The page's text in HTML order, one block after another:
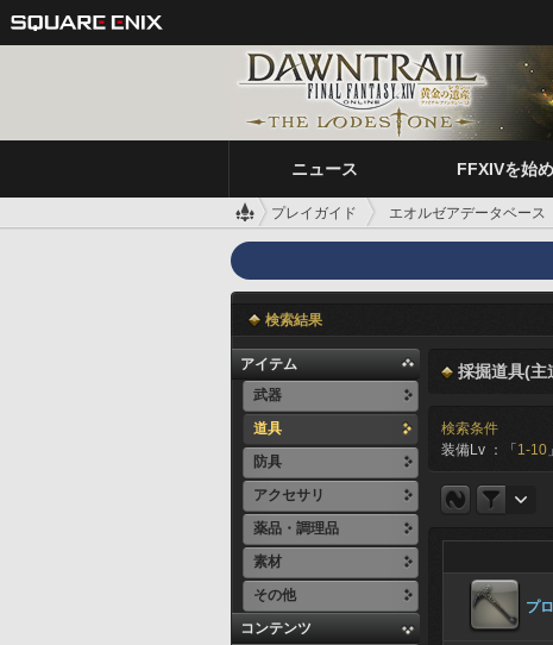
ニュース FFXIVを始
プレイガイド エオルゼアデータベース
検索結果
アイテム
武器
道具
防具
アクセサリ
薬品・調理品
素材
その他
コンテンツ
採掘道具(主
検索条件
装備Lv ：「 1-10 」
プ